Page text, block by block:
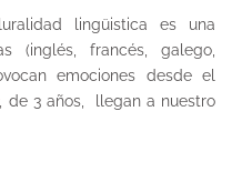
lingüistica es una
(inglés, francés, galego,
emociones desde el
, de 3 años, llegan a nuestro